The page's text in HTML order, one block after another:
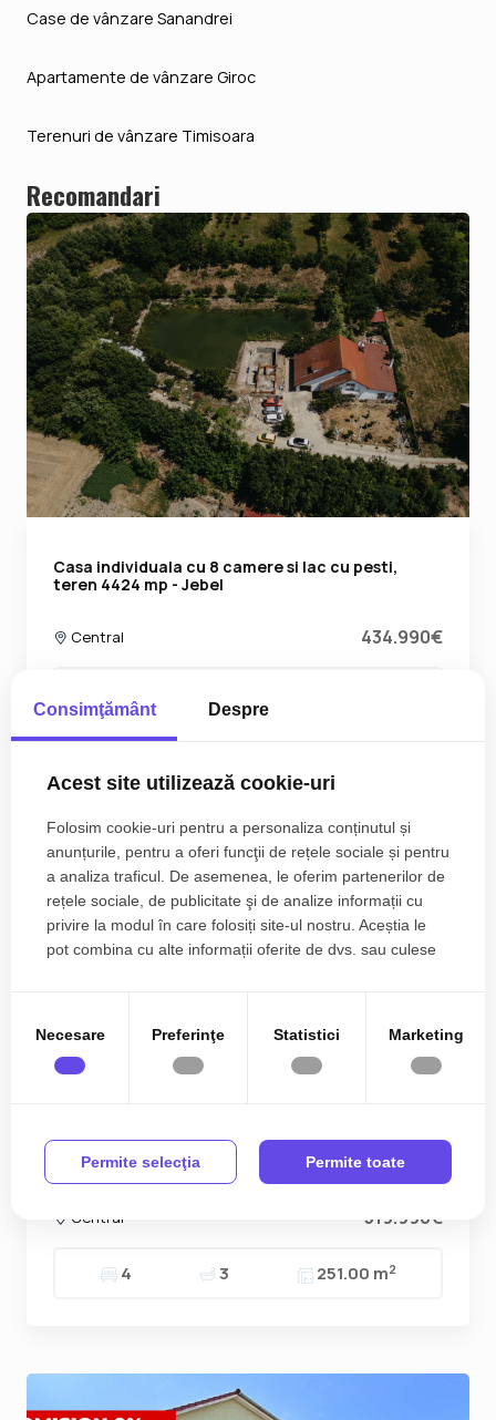
Case de vânzare Sanandrei
Apartamente de vânzare Giroc
Terenuri de vânzare Timisoara
Recomandari
Casa individuala cu 8 camere si lac cu pesti,
teren 4424 mp - Jebel
Central 434.990€
Casa individuala cu 4 camere si teren de 600 mp -
Dumbravita
Central 519.990€
4 3 251.00 m2
Consimţământ Despre
Acest site utilizează cookie-uri
Folosim cookie-uri pentru a personaliza conținutul și
anunțurile, pentru a oferi funcţii de rețele sociale și pentru
a analiza traficul. De asemenea, le oferim partenerilor de
rețele sociale, de publicitate şi de analize informații cu
privire la modul în care folosiți site-ul nostru. Aceștia le
pot combina cu alte informații oferite de dvs. sau culese
Necesare Preferinţe Statistici Marketing
Permite selecţia Permite toate